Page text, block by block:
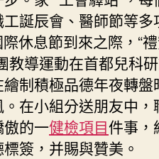
誕辰會、醫師節等
休息節到來之際，“
教導運動在首都兒科
制積極品德年夜轉盤
在小組分送朋友中，
的一健檢項目件事，
簽，并賜與贊美。